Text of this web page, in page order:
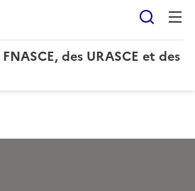
des URASCE et des